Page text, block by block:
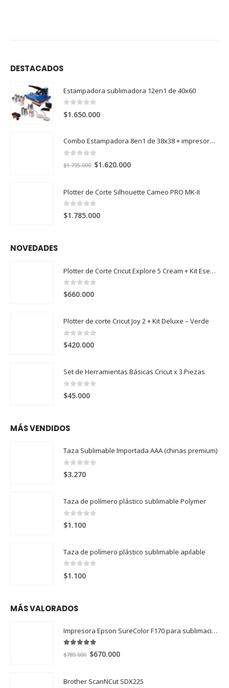
DESTACADOS
Estampadora sublimadora 12en1 de 40x60
0
$1.650.000
Combo Estampadora 8en1 de 38x38 + impresora de sublimación Epson SureColor F170
$1.735.000 El
era:
$1.735.000.
$1.620.000El
es:
Plotter de Corte Silhouette Cameo PRO MK-II
0 out of 5
$1.785.000
NOVEDADES
Plotter de Corte Cricut Explore 5 Cream + Kit Esencial
0 out of 5
$660.000
Plotter de corte Cricut Joy 2 + Kit Deluxe – Verde
0 out of 5
$420.000
Set de Herramientas Básicas Cricut x 3 Piezas
0 out of 5
$45.000
MÁS VENDIDOS
Taza Sublimable Importada AAA (chinas premium)
0out of 5
$3.270
Taza de polímero plástico sublimable Polymer
0
$1.100
Taza de polímero plástico sublimable apilable
0
$1.100
MÁS VALORADOS
Impresora Epson SureColor F170 para sublimación
out of 5
$785.000 El
$670.000El
Brother ScanNCut SDX225